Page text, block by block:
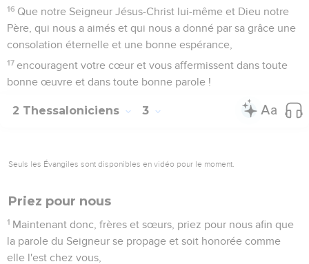
16 Que notre Seigneur Jésus-Christ lui-même et Dieu notre
Père, qui nous a aimés et qui nous a donné par sa grâce une
consolation éternelle et une bonne espérance,
17 encouragent votre cœur et vous affermissent dans toute
bonne œuvre et dans toute bonne parole !
2 Thessaloniciens 3
Seuls les Évangiles sont disponibles en vidéo pour le moment.
Priez pour nous
1 Maintenant donc, frères et sœurs, priez pour nous afin que
la parole du Seigneur se propage et soit honorée comme
elle l'est chez vous,